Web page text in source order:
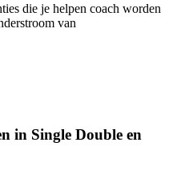
die je helpen coach worden
van
in Single Double en